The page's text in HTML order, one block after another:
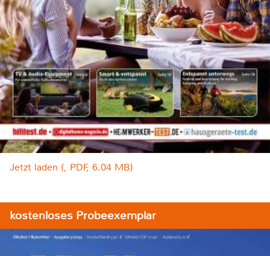
Jetzt laden (, PDF, 6.04 MB)
kostenloses Probeexemplar